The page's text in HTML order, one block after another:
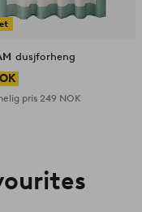
dusjforheng
pris 249 NOK